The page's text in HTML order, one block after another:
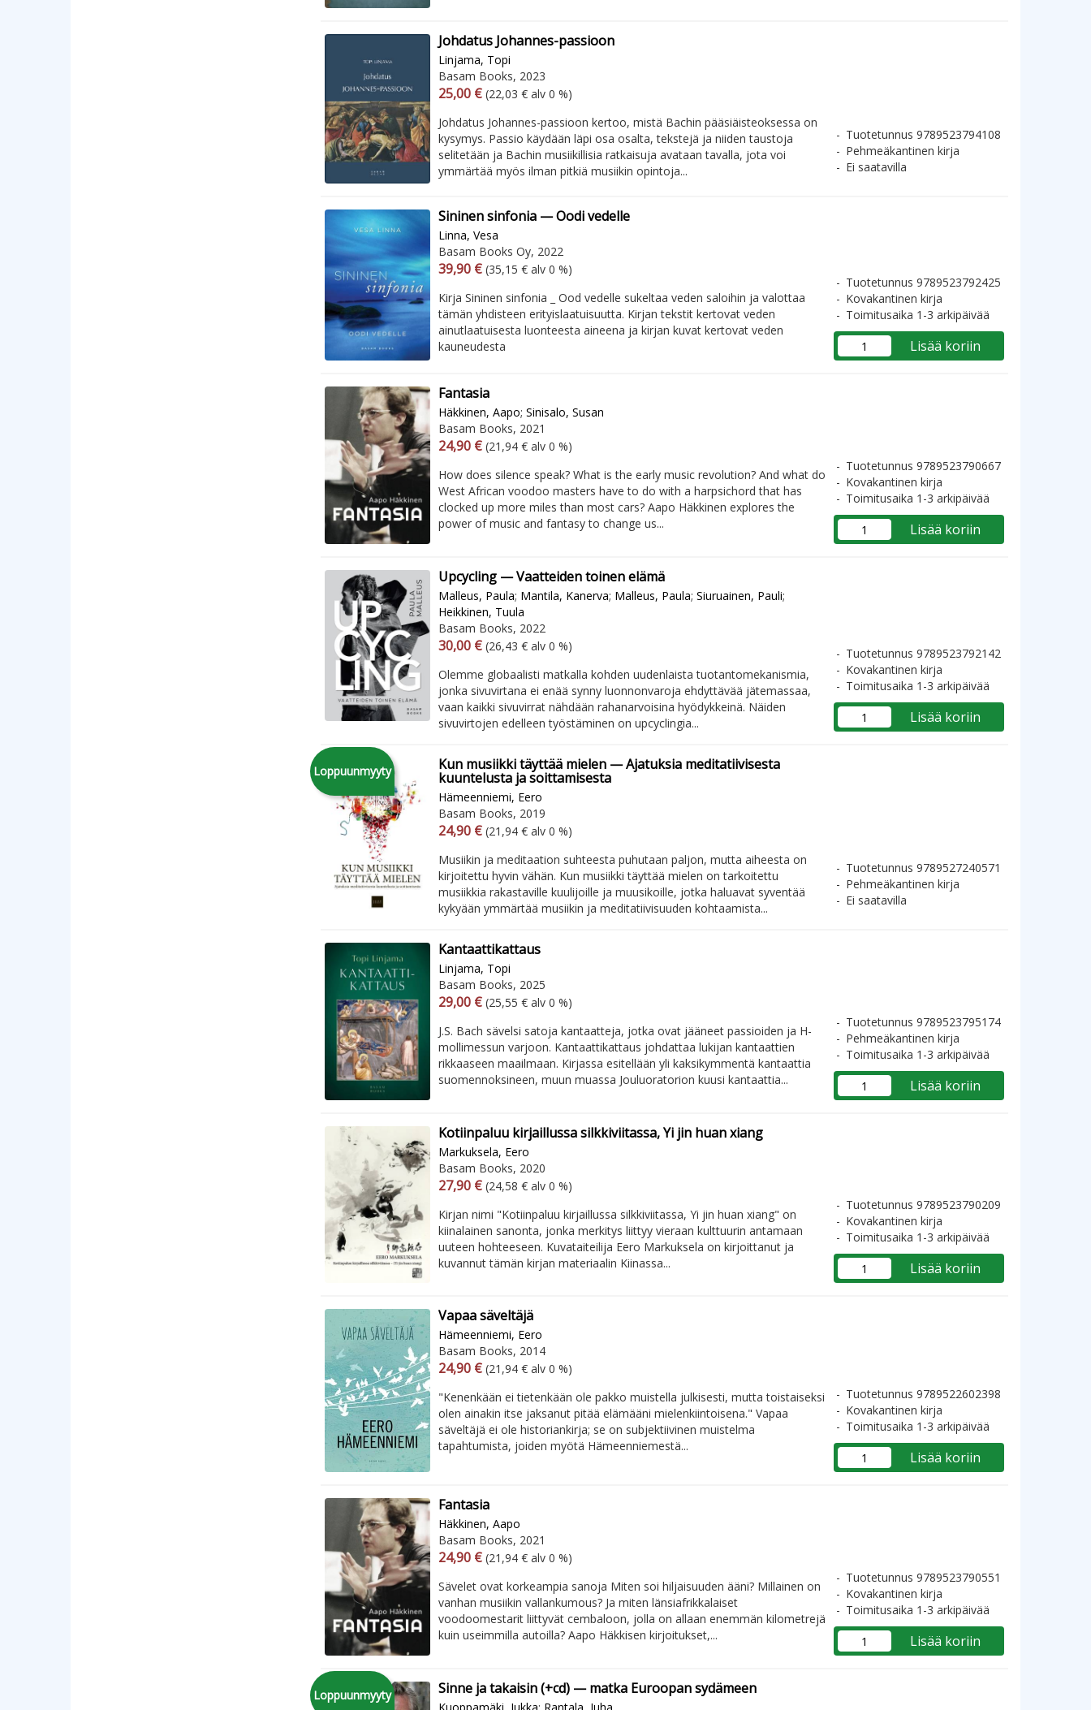
Johdatus Johannes-passioon
Linjama, Topi
Basam Books, 2023
Arvonlisäverollinen hinta
25,00 € Arvonlisäveroton hinta
(22,03 € alv 0 %)
Johdatus Johannes-passioon kertoo, mistä Bachin pääsiäisteoksessa on
kysymys. Passio käydään läpi osa osalta, tekstejä ja niiden taustoja
selitetään ja Bachin musiikillisia ratkaisuja avataan tavalla, jota voi
ymmärtää myös ilman pitkiä musiikin opintoja...
Tuotetunnus 9789523794108
Pehmeäkantinen kirja
Ei saatavilla
Sininen sinfonia — Oodi vedelle
Linna, Vesa
Basam Books Oy, 2022
Arvonlisäverollinen hinta
39,90 € Arvonlisäveroton hinta
(35,15 € alv 0 %)
Kirja Sininen sinfonia _ Ood vedelle sukeltaa veden saloihin ja valottaa
tämän yhdisteen erityislaatuisuutta. Kirjan tekstit kertovat veden
ainutlaatuisesta luonteesta aineena ja kirjan kuvat kertovat veden
kauneudesta
Tuotetunnus 9789523792425
Kovakantinen kirja
Toimitusaika 1-3 arkipäivää
Lisää koriin
Fantasia
Häkkinen, Aapo; Sinisalo, Susan
Basam Books, 2021
Arvonlisäverollinen hinta
24,90 € Arvonlisäveroton hinta
(21,94 € alv 0 %)
How does silence speak? What is the early music revolution? And what do
West African voodoo masters have to do with a harpsichord that has
clocked up more miles than most cars? Aapo Häkkinen explores the
power of music and fantasy to change us...
Tuotetunnus 9789523790667
Kovakantinen kirja
Toimitusaika 1-3 arkipäivää
Lisää koriin
Upcycling — Vaatteiden toinen elämä
Malleus, Paula; Mantila, Kanerva; Malleus, Paula; Siuruainen, Pauli;
Heikkinen, Tuula
Basam Books, 2022
Arvonlisäverollinen hinta
30,00 € Arvonlisäveroton hinta
(26,43 € alv 0 %)
Olemme globaalisti matkalla kohden uudenlaista tuotantomekanismia,
jonka sivuvirtana ei enää synny luonnonvaroja ehdyttävää jätemassaa,
vaan kaikki sivuvirrat nähdään rahanarvoisina hyödykkeinä. Näiden
sivuvirtojen edelleen työstäminen on upcyclingia...
Tuotetunnus 9789523792142
Kovakantinen kirja
Toimitusaika 1-3 arkipäivää
Lisää koriin
Loppuunmyyty Kun musiikki täyttää mielen — Ajatuksia meditatiivisesta
kuuntelusta ja soittamisesta
Hämeenniemi, Eero
Basam Books, 2019
Arvonlisäverollinen hinta
24,90 € Arvonlisäveroton hinta
(21,94 € alv 0 %)
Musiikin ja meditaation suhteesta puhutaan paljon, mutta aiheesta on
kirjoitettu hyvin vähän. Kun musiikki täyttää mielen on tarkoitettu
musiikkia rakastaville kuulijoille ja muusikoille, jotka haluavat syventää
kykyään ymmärtää musiikin ja meditatiivisuuden kohtaamista...
Tuotetunnus 9789527240571
Pehmeäkantinen kirja
Ei saatavilla
Kantaattikattaus
Linjama, Topi
Basam Books, 2025
Arvonlisäverollinen hinta
29,00 € Arvonlisäveroton hinta
(25,55 € alv 0 %)
J.S. Bach sävelsi satoja kantaatteja, jotka ovat jääneet passioiden ja H-
mollimessun varjoon. Kantaattikattaus johdattaa lukijan kantaattien
rikkaaseen maailmaan. Kirjassa esitellään yli kaksikymmentä kantaattia
suomennoksineen, muun muassa Jouluoratorion kuusi kantaattia...
Tuotetunnus 9789523795174
Pehmeäkantinen kirja
Toimitusaika 1-3 arkipäivää
Lisää koriin
Kotiinpaluu kirjaillussa silkkiviitassa, Yi jin huan xiang
Markuksela, Eero
Basam Books, 2020
Arvonlisäverollinen hinta
27,90 € Arvonlisäveroton hinta
(24,58 € alv 0 %)
Kirjan nimi "Kotiinpaluu kirjaillussa silkkiviitassa, Yi jin huan xiang" on
kiinalainen sanonta, jonka merkitys liittyy vieraan kulttuurin antamaan
uuteen hohteeseen. Kuvataiteilija Eero Markuksela on kirjoittanut ja
kuvannut tämän kirjan materiaalin Kiinassa...
Tuotetunnus 9789523790209
Kovakantinen kirja
Toimitusaika 1-3 arkipäivää
Lisää koriin
Vapaa säveltäjä
Hämeenniemi, Eero
Basam Books, 2014
Arvonlisäverollinen hinta
24,90 € Arvonlisäveroton hinta
(21,94 € alv 0 %)
"Kenenkään ei tietenkään ole pakko muistella julkisesti, mutta toistaiseksi
olen ainakin itse jaksanut pitää elämääni mielenkiintoisena." Vapaa
säveltäjä ei ole historiankirja; se on subjektiivinen muistelma
tapahtumista, joiden myötä Hämeenniemestä...
Tuotetunnus 9789522602398
Kovakantinen kirja
Toimitusaika 1-3 arkipäivää
Lisää koriin
Fantasia
Häkkinen, Aapo
Basam Books, 2021
Arvonlisäverollinen hinta
24,90 € Arvonlisäveroton hinta
(21,94 € alv 0 %)
Sävelet ovat korkeampia sanoja Miten soi hiljaisuuden ääni? Millainen on
vanhan musiikin vallankumous? Ja miten länsiafrikkalaiset
voodoomestarit liittyvät cembaloon, jolla on allaan enemmän kilometrejä
kuin useimmilla autoilla? Aapo Häkkisen kirjoitukset,...
Tuotetunnus 9789523790551
Kovakantinen kirja
Toimitusaika 1-3 arkipäivää
Lisää koriin
Loppuunmyyty Sinne ja takaisin (+cd) — matka Euroopan sydämeen